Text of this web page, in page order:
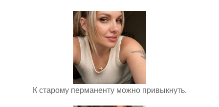
К старому перманенту можно привыкнуть.